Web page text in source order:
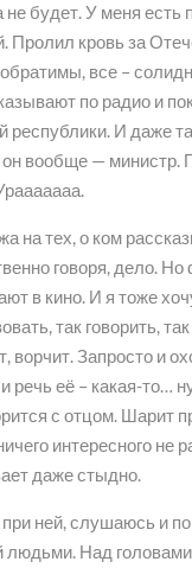
будет. У меня
кровь за
все –
по радио и
республики. И даже
вообще — министр.
на тех, о ком
говоря, дело.
в кино. И я тоже
так говорить,
ворчит. Запросто и
речь её – какая-то…
с отцом. Шарит
интересного не
даже стыдно.
ней, слушаюсь и
Над головами